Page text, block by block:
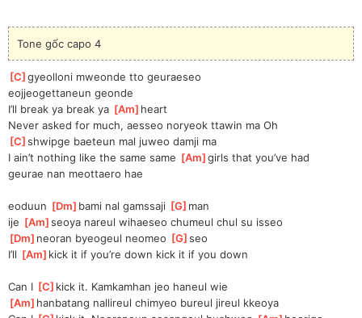
Tone gốc capo 4
[C ]
gyeolloni mweonde tto geuraeseo
eojjeogettaneun geonde
I’ll break ya break ya [Am ]heart
Never asked for much, aesseo noryeok ttawin ma Oh
[C ]
shwipge baeteun mal juweo damji ma
I ain’t nothing like the same same [Am ]
girls that you’ve had
geurae nan meottaero hae
eoduun [Dm ]bami nal gamssaji [G ]man
ije [Am ]
seoya nareul wihaeseo chumeul chul su isseo
[Dm ]neoran byeogeul neomeo [G ]
seo
I’ll [Am ]kick it if you’re down kick it if you down
Can I [C ]kick it. Kamkamhan jeo haneul wie
[Am ]hanbatang nallireul chimyeo bureul jireul kkeoya